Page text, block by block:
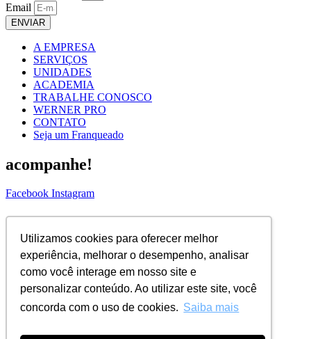
Utilizamos cookies para oferecer melhor
experiência, melhorar o desempenho, analisar
como você interage em nosso site e
personalizar conteúdo. Ao utilizar este site, você
concorda com o uso de cookies. Saiba mais
Email
ENVIAR
A EMPRESA
SERVIÇOS
UNIDADES
ACADEMIA
TRABALHE CONOSCO
WERNER PRO
CONTATO
Seja um Franqueado
acompanhe!
Facebook Instagram
ASSINE NOSSA NEWS!
Nome Completo
Email
© 2026 Todos os direitos reservados |
WERNER COIFFEUR